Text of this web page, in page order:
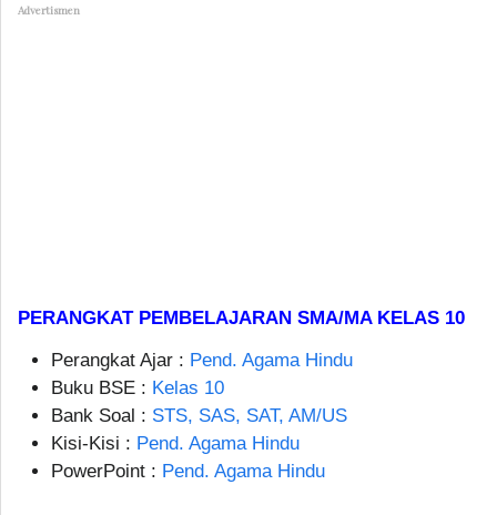
Advertismen
PERANGKAT PEMBELAJARAN SMA/MA KELAS 10
Perangkat Ajar : Pend. Agama Hindu
Buku BSE : Kelas 10
Bank Soal : STS, SAS, SAT, AM/US
Kisi-Kisi : Pend. Agama Hindu
PowerPoint : Pend. Agama Hindu